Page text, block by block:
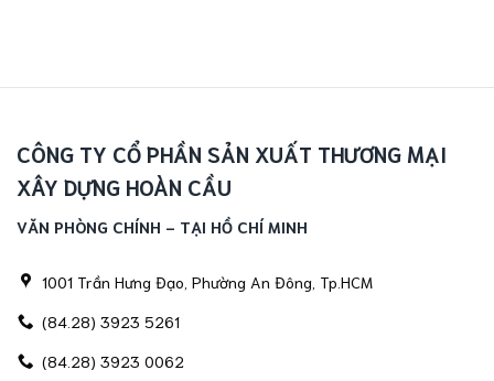
CÔNG TY CỔ PHẦN SẢN XUẤT THƯƠNG MẠI
XÂY DỰNG HOÀN CẦU
VĂN PHÒNG CHÍNH - TẠI HỒ CHÍ MINH
1001 Trần Hưng Đạo, Phường An Đông, Tp.HCM
(84.28) 3923 5261
(84.28) 3923 0062